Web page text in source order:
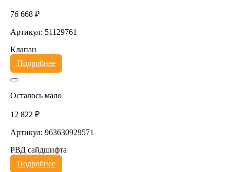
76 668 ₽
Артикул: 51129761
Клапан
Подробнее
Осталось мало
12 822 ₽
Артикул: 963630929571
РВД сайдшифта
Подробнее